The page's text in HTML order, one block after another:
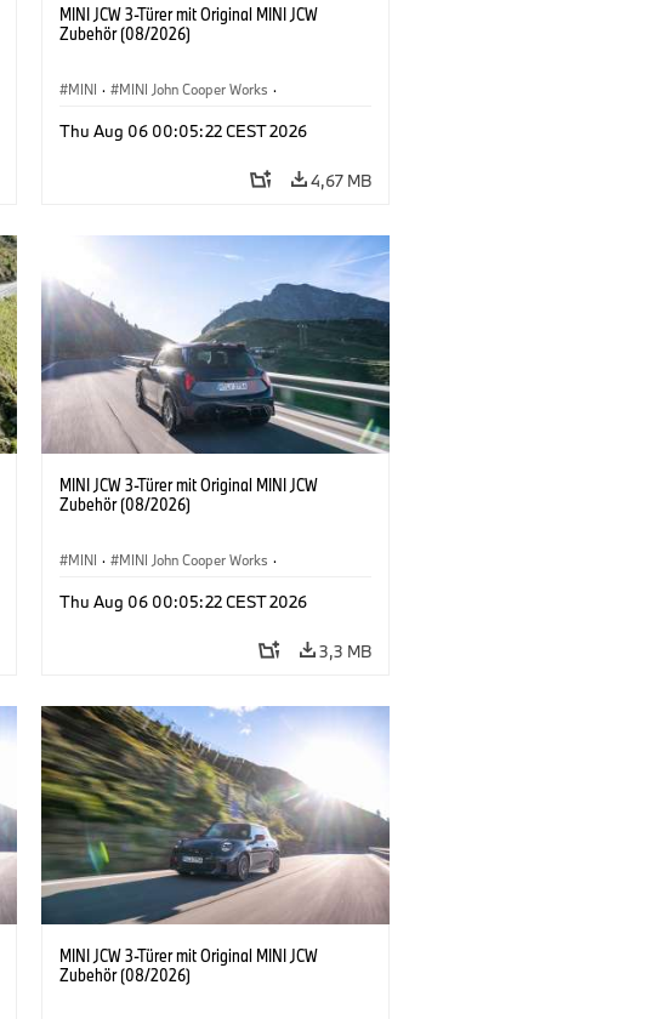
MINI JCW 3-Türer mit Original MINI JCW
Zubehör (08/2026)
MINI · MINI John Cooper Works ·
Sonderausstattungen, Zubehör
Thu Aug 06 00:05:22 CEST 2026
4,67 MB
MINI JCW 3-Türer mit Original MINI JCW
Zubehör (08/2026)
MINI · MINI John Cooper Works ·
Sonderausstattungen, Zubehör
Thu Aug 06 00:05:22 CEST 2026
3,3 MB
MINI JCW 3-Türer mit Original MINI JCW
Zubehör (08/2026)